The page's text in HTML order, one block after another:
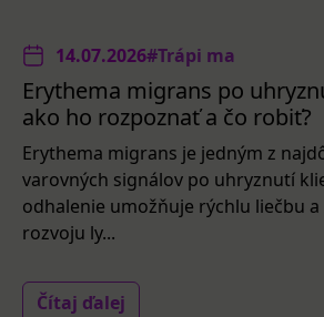
14.07.2026#Trápi ma
Erythema migrans po
ako ho rozpoznať a čo robiť?
Erythema migrans je jedným z
varovných signálov po uhryznutí
odhalenie umožňuje rýchlu liečbu
rozvoju ly...
Čítaj ďalej